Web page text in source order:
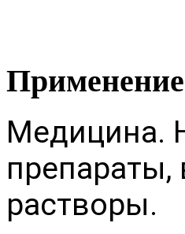
Применение
Медицина.
растворы.